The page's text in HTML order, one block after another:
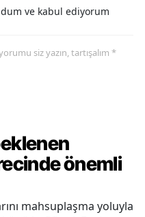
ve kabul ediyorum
siz yazın, tartışalım *
önemli
mahsuplaşma yoluyla